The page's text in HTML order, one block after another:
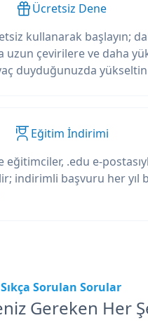
Ücretsiz Dene
kullanarak başlayın;
uzun çevirilere ve daha
duyduğunuzda
Eğitim İndirimi
eğitimciler, .edu e-
indirimli başvuru her yıl
Sıkça Sorulan Sorular
Gereken Her